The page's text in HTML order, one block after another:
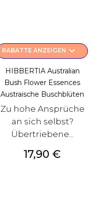
RABATTE ANZEIGEN keyboard_arrow_down
HIBBERTIA Australian
Bush Flower Essences
Austraische Buschblüten
Zu hohe Ansprüche
an sich selbst?
Übertriebene...
Preis
17,90 €